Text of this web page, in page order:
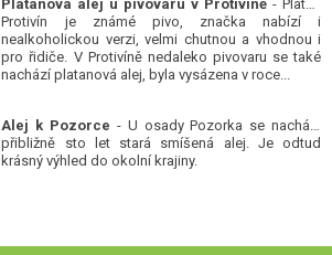
Platanová alej u pivovaru v Protivíně - Platan
Protivín je známé pivo, značka nabízí i
nealkoholickou verzi, velmi chutnou a vhodnou i
pro řidiče. V Protivíně nedaleko pivovaru se také
nachází platanová alej, byla vysázena v roce...
Alej k Pozorce - U osady Pozorka se nachází
přibližně sto let stará smíšená alej. Je odtud
krásný výhled do okolní krajiny.